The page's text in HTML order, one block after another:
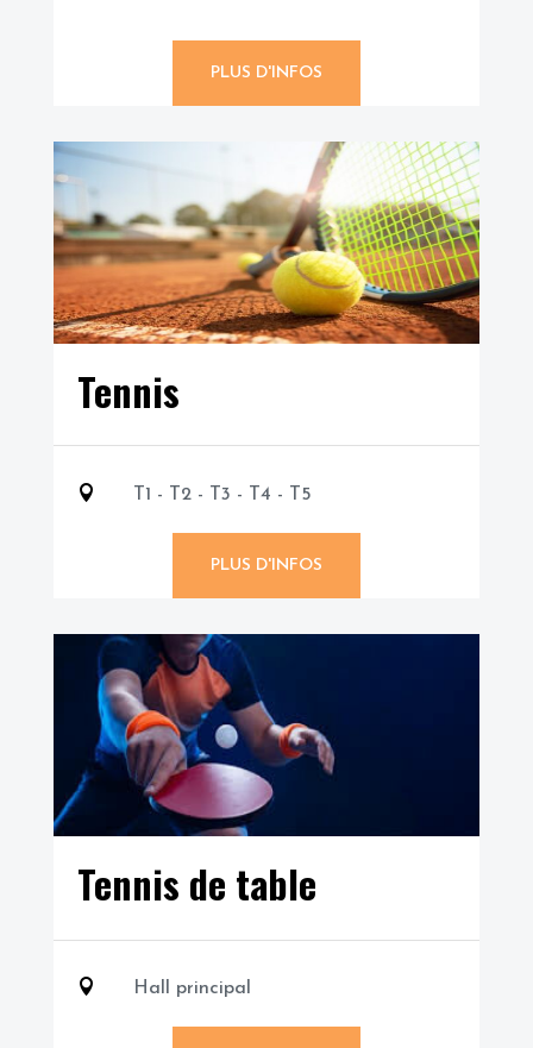
PLUS D'INFOS
Tennis
 T1 - T2 - T3 - T4 - T5
PLUS D'INFOS
Tennis de table
 Hall principal